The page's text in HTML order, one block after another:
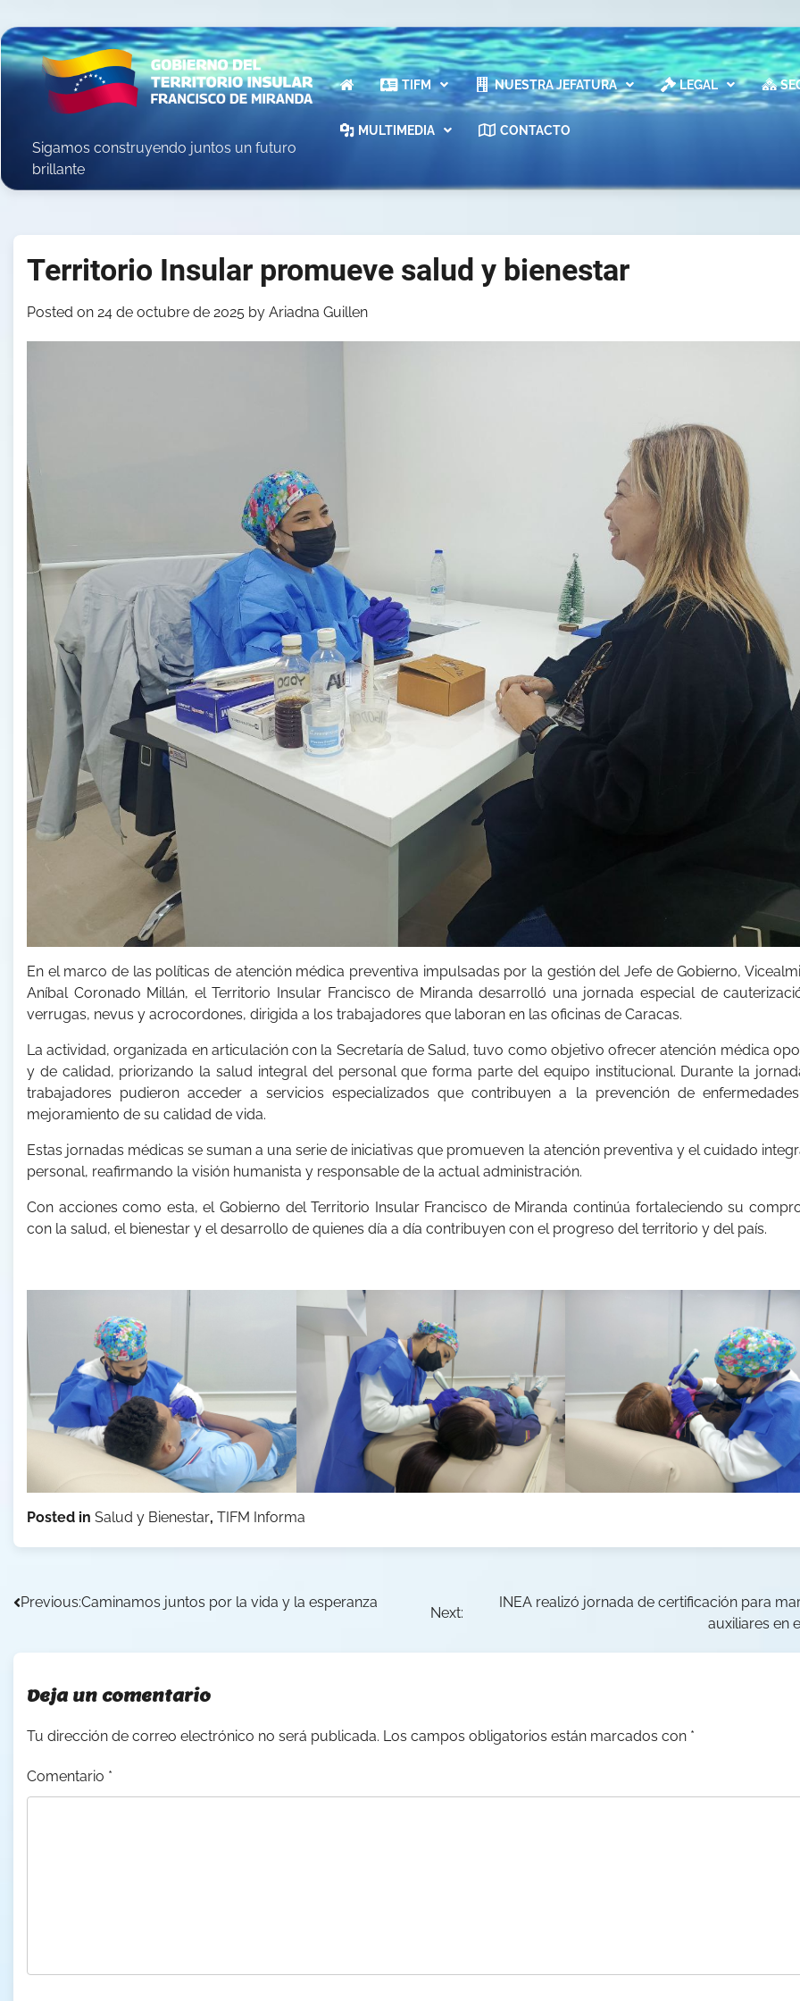
to
content
Sigamos construyendo juntos un futuro
brillante
INICIO TIFM NUESTRA JEFATURA LEGAL
MULTIMEDIA CONTACTO
Territorio Insular promueve salud y bienestar
Posted on 24 de octubre de 2025 by Ariadna Guillen
En el marco de las políticas de atención médica preventiva impulsadas por la gestión del Jefe de Gobierno,
Aníbal Coronado Millán, el Territorio Insular Francisco de Miranda desarrolló una jornada especial de
verrugas, nevus y acrocordones, dirigida a los trabajadores que laboran en las oficinas de Caracas.
La actividad, organizada en articulación con la Secretaría de Salud, tuvo como objetivo ofrecer atención médica
y de calidad, priorizando la salud integral del personal que forma parte del equipo institucional. Durante la
trabajadores pudieron acceder a servicios especializados que contribuyen a la prevención de
mejoramiento de su calidad de vida.
Estas jornadas médicas se suman a una serie de iniciativas que promueven la atención preventiva y el cuidado
personal, reafirmando la visión humanista y responsable de la actual administración.
Con acciones como esta, el Gobierno del Territorio Insular Francisco de Miranda continúa fortaleciendo su
con la salud, el bienestar y el desarrollo de quienes día a día contribuyen con el progreso del territorio y del país.
Posted in Salud y Bienestar, TIFM Informa
Navegación
Previous:Caminamos juntos por la vida y la esperanza
Next:
INEA realizó jornada de certificación para
auxiliares en
Deja un comentario
Tu dirección de correo electrónico no será publicada. Los campos obligatorios están marcados con *
Comentario *